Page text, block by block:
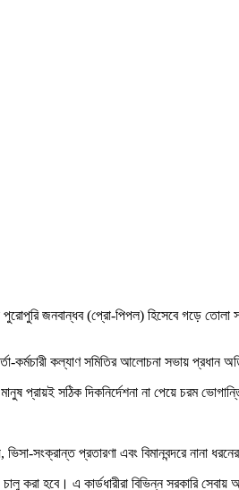
জনবান্ধব (প্রো-পিপল) হিসেবে গড়ে
কর্মচারী কল্যাণ সমিতির আলোচনা সভায় প্রধান
প্রায়ই সঠিক দিকনির্দেশনা না পেয়ে চরম
ভিসা-সংক্রান্ত প্রতারণা এবং বিমানবন্দরে
করা হবে। এ কার্ডধারীরা বিভিন্ন সরকারি সেবায়